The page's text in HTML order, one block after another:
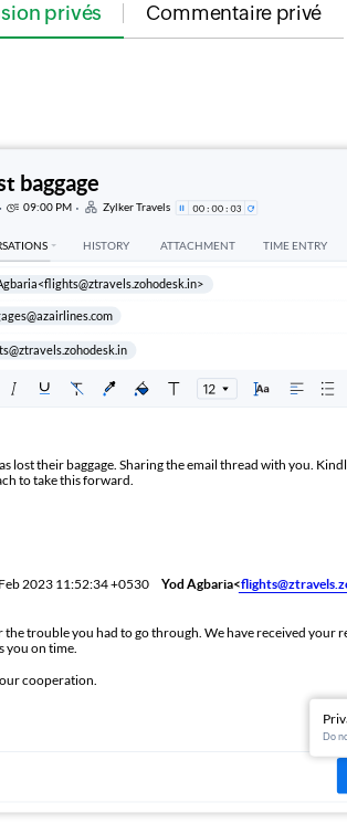
privés Commentaire privé